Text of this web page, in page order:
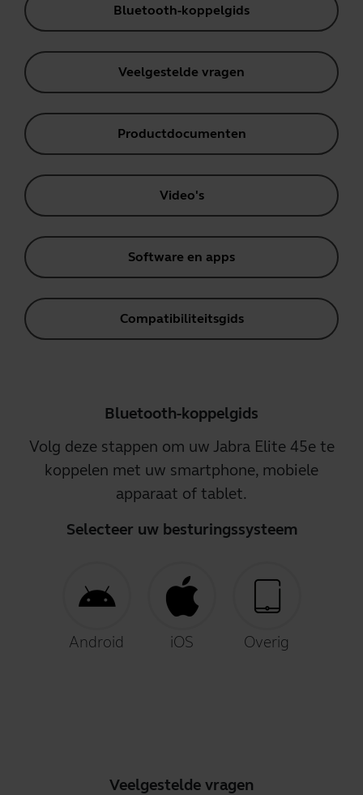
Bluetooth-koppelgids
Veelgestelde vragen
Productdocumenten
Video's
Software en apps
Compatibiliteitsgids
Bluetooth-koppelgids
Volg deze stappen om uw Jabra Elite 45e te
koppelen met uw smartphone, mobiele
apparaat of tablet.
Selecteer uw besturingssysteem
Android iOS Overig
Veelgestelde vragen